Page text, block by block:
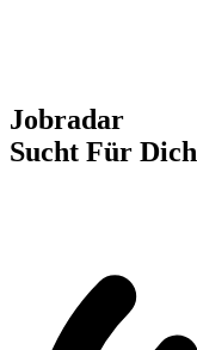
Jobradar
Sucht Für Dich